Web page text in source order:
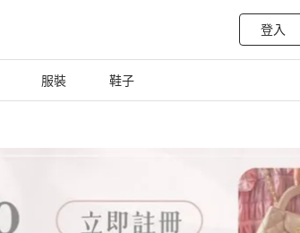
登入
服裝 鞋子